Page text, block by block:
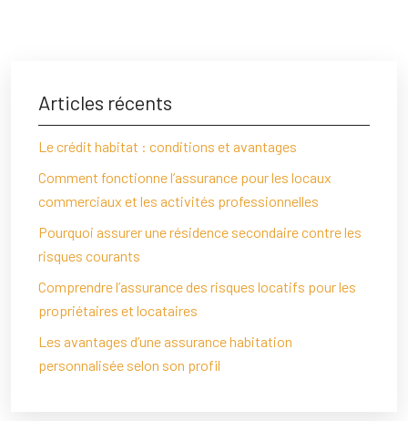
Articles récents
Le crédit habitat : conditions et avantages
Comment fonctionne l’assurance pour les locaux
commerciaux et les activités professionnelles
Pourquoi assurer une résidence secondaire contre les
risques courants
Comprendre l’assurance des risques locatifs pour les
propriétaires et locataires
Les avantages d’une assurance habitation
personnalisée selon son profil